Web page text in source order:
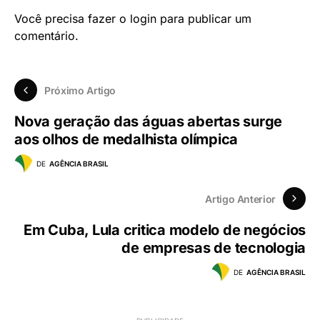
Você precisa fazer o login para publicar um
comentário.
Próximo Artigo
Nova geração das águas abertas surge
aos olhos de medalhista olímpica
DE AGÊNCIA BRASIL
Artigo Anterior
Em Cuba, Lula critica modelo de negócios
de empresas de tecnologia
DE AGÊNCIA BRASIL